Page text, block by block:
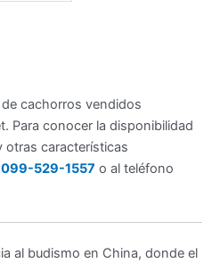
cachorros vendidos
Para conocer la disponibilidad
otras características
099-529-1557 o al teléfono
al budismo en China, donde el